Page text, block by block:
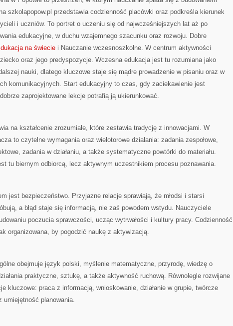
szkolapopow.pl przedstawia codzienność placówki oraz podkreśla kierunek
i uczniów. To portret o uczeniu się od najwcześniejszych lat aż po
edukacyjne, w duchu wzajemnego szacunku oraz rozwoju. Dobre
na świecie i Nauczanie wczesnoszkolne. W centrum aktywności
oraz jego predyspozycje. Wczesna edukacja jest tu rozumiana jako
nauki, dlatego kluczowe staje się mądre prowadzenie w pisaniu oraz w
komunikacyjnych. Start edukacyjny to czas, gdy zaciekawienie jest
zaprojektowane lekcje potrafią ją ukierunkować.
na kształcenie zrozumiałe, które zestawia tradycję z innowacjami. W
to czytelne wymagania oraz wielotorowe działania: zadania zespołowe,
zadania w działaniu, a także systematyczne powtórki do materiału.
tu biernym odbiorcą, lecz aktywnym uczestnikiem procesu poznawania.
jest bezpieczeństwo. Przyjazne relacje sprawiają, że młodsi i starsi
a błąd staje się informacją, nie zaś powodem wstydu. Nauczyciele
poczucia sprawczości, ucząc wytrwałości i kultury pracy. Codzienność
organizowana, by pogodzić naukę z aktywizacją.
obejmuje język polski, myślenie matematyczne, przyrodę, wiedzę o
praktyczne, sztukę, a także aktywność ruchową. Równolegle rozwijane
kluczowe: praca z informacją, wnioskowanie, działanie w grupie, twórcze
umiejętność planowania.